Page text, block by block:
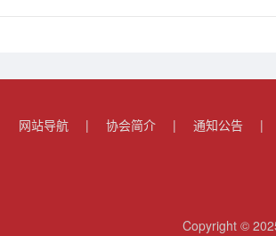
网站导航 | 协会简介 | 通知公告 |
Copyright ©